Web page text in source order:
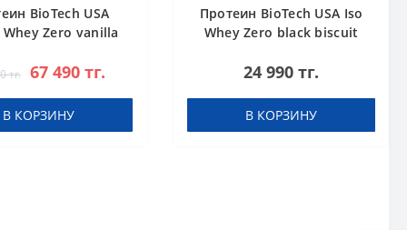
BioTech USA
Zero vanilla
тг. 67 490 тг.
В КОРЗИНУ
Протеин BioTech USA Iso
Whey Zero black biscuit
24 990 тг.
В КОРЗИНУ